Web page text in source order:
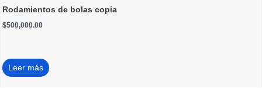
Rodamientos de bolas copia
$500,000.00
Leer más